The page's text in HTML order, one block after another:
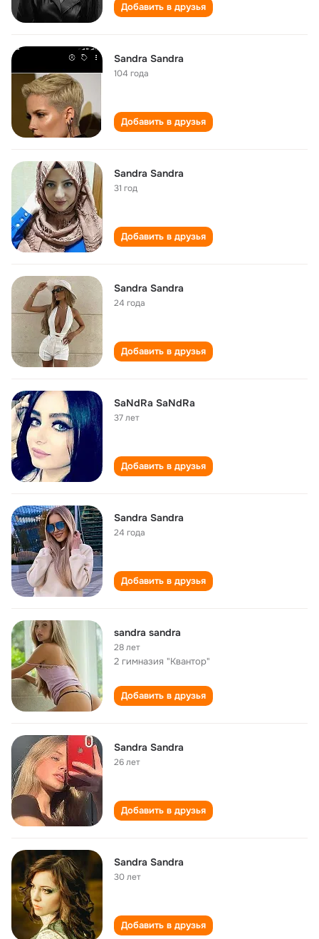
Добавить в друзья
Sandra Sandra
104 года
Добавить в друзья
Sandra Sandra
31 год
Добавить в друзья
Sandra Sandra
24 года
Добавить в друзья
SaNdRa SaNdRa
37 лет
Добавить в друзья
Sandra Sandra
24 года
Добавить в друзья
sandra sandra
28 лет
2 гимназия "Квантор"
Добавить в друзья
Sandra Sandra
26 лет
Добавить в друзья
Sandra Sandra
30 лет
Добавить в друзья